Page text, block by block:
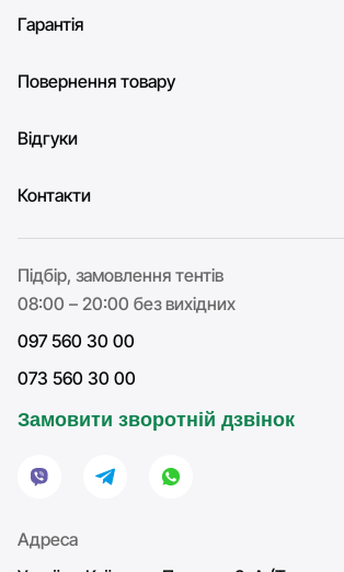
Гарантія
Повернення товару
Відгуки
Контакти
Підбір, замовлення тентів
08:00 – 20:00 без вихідних
097 560 30 00
073 560 30 00
Замовити зворотній дзвінок
Адреса